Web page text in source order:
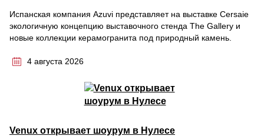
Испанская компания Azuvi представляет на выставке Cersaie
экологичную концепцию выставочного стенда The Gallery и
новые коллекции керамогранита под природный камень.
4 августа 2026
Venux открывает шоурум в Нулесе